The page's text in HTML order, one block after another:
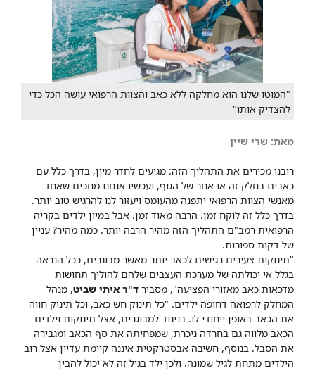
"המוטו שלנו הוא מחלקה ללא כאב והצוות הרפואי עושה הכל כדי
להצדיק אותו"
מאת: שרי שיין
​רובנו מכירים את התהליך הזה: מגיעים לחדר מיון, בדרך כלל עם
כאבים בחלק זה או אחר של הגוף, ועכשיו אנחנו מחכים שאחד
מאנשי הצוות הרפואי יתפנה מהעומס ויעזור לנו להרגיש טוב יותר.
בדרך כלל זה לוקח זמן. הרבה מאוד זמן. אבל במיון ילדים בקריה
הרפואית רמב"ם התהליך הזה מהיר הרבה יותר. כמה מהיר? עניין
של דקות ספורות.
"תינוקות צעירים רגישים לכאב יותר מאשר מבוגרים, ככל הנראה
בגלל אי יכולתה של מערכת העצבים שלהם להוליך תחושות
מדכאות כאב מאזורי הפציעה", מסביר ד"ר איתי שביט, מנהל
המחלק לרפואה דחופה ילדים. "כל תינוק חש כאב, וכל תינוק חווה
את הכאב באופן ייחודי לו. בניגוד למבוגרים, אצל תינוקות וילדים
הכאב מלווה גם בחרדה ניכרת, שמפחיתה את סף הכאב ומגבירה
את הסבל. בנוסף, חשיבה אבסטרקטית איננה קיימת עדיין אצל רוב
הילדים מתחת לגיל שמונה. ולכן ילד בגיל זה לא יכול להבין